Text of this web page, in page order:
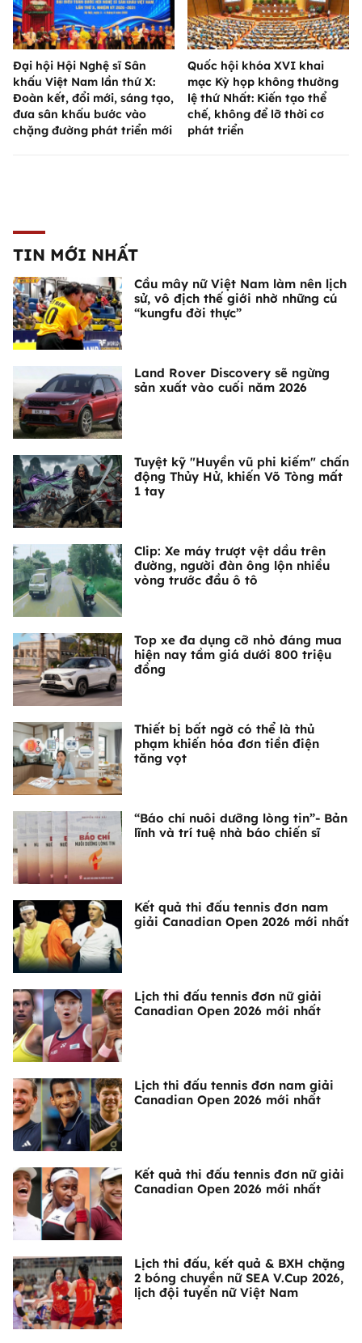
Đại hội Hội Nghệ sĩ Sân
khấu Việt Nam lần thứ X:
Đoàn kết, đổi mới, sáng tạo,
đưa sân khấu bước vào
chặng đường phát triển mới
Quốc hội khóa XVI khai
mạc Kỳ họp không thường
lệ thứ Nhất: Kiến tạo thể
chế, không để lỡ thời cơ
phát triển
TIN MỚI NHẤT
Cầu mây nữ Việt Nam làm nên lịch
sử, vô địch thế giới nhờ những cú
“kungfu đời thực”
Land Rover Discovery sẽ ngừng
sản xuất vào cuối năm 2026
Tuyệt kỹ "Huyền vũ phi kiếm" chấn
động Thủy Hử, khiến Võ Tòng mất
1 tay
Clip: Xe máy trượt vệt dầu trên
đường, người đàn ông lộn nhiều
vòng trước đầu ô tô
Top xe đa dụng cỡ nhỏ đáng mua
hiện nay tầm giá dưới 800 triệu
đồng
Thiết bị bất ngờ có thể là thủ
phạm khiến hóa đơn tiền điện
tăng vọt
“Báo chí nuôi dưỡng lòng tin”- Bản
lĩnh và trí tuệ nhà báo chiến sĩ
Kết quả thi đấu tennis đơn nam
giải Canadian Open 2026 mới nhất
Lịch thi đấu tennis đơn nữ giải
Canadian Open 2026 mới nhất
Lịch thi đấu tennis đơn nam giải
Canadian Open 2026 mới nhất
Kết quả thi đấu tennis đơn nữ giải
Canadian Open 2026 mới nhất
Lịch thi đấu, kết quả & BXH chặng
2 bóng chuyền nữ SEA V.Cup 2026,
lịch đội tuyển nữ Việt Nam